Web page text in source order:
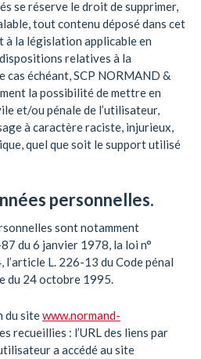
se réserve le droit de supprimer,
tout contenu déposé dans cet
la législation applicable en
relatives à la
cas échéant, SCP NORMAND &
la possibilité de mettre en
et/ou pénale de l’utilisateur,
à caractère raciste, injurieux,
quel que soit le support utilisé
personnelles.
sont notamment
du 6 janvier 1978, la loi n°
L. 226-13 du Code pénal
du 24 octobre 1995.
du sitewww.normand-
recueillies : l’URL des liens par
a accédé au site